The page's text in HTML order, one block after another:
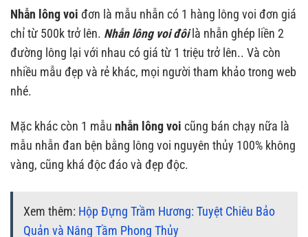
Nhẫn lông voi đơn là mẫu nhẫn có 1 hàng lông voi đơn giá
chỉ từ 500k trở lên. Nhẫn lông voi đôi là nhẫn ghép liền 2
đường lông lại với nhau có giá từ 1 triệu trở lên.. Và còn
nhiều mẫu đẹp và rẻ khác, mọi người tham khảo trong web
nhé.
Mặc khác còn 1 mẫu nhẫn lông voi cũng bán chạy nữa là
mẫu nhẫn đan bện bằng lông voi nguyên thủy 100% không
vàng, cũng khá độc đáo và đẹp độc.
Xem thêm: Hộp Đựng Trầm Hương: Tuyệt Chiêu Bảo
Quản và Nâng Tầm Phong Thủy